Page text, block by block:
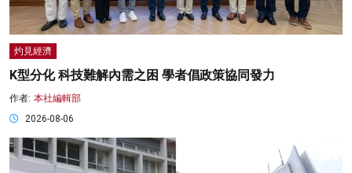
灼見經濟
K型分化 科技難解內需之困 學者倡政策協同發力
作者: 本社編輯部
2026-08-06